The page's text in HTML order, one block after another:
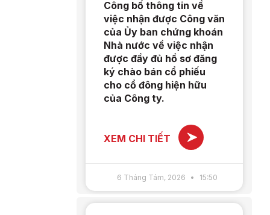
Công bố thông tin về
việc nhận được Công văn
của Ủy ban chứng khoán
Nhà nước về việc nhận
được đầy đủ hồ sơ đăng
ký chào bán cổ phiếu
cho cổ đông hiện hữu
của Công ty.
XEM CHI TIẾT
6 Tháng Tám, 2026 15:50